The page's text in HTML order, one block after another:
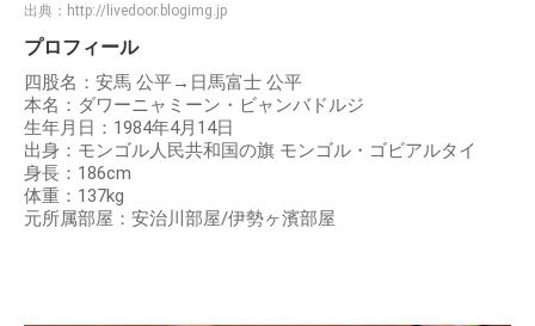
出典： http://livedoor.blogimg.jp
プロフィール
四股名：安馬 公平→日馬富士 公平
本名：ダワーニャミーン・ビャンバドルジ
生年月日：1984年4月14日
出身：モンゴル人民共和国の旗 モンゴル・ゴビアルタイ
身長：186cm
体重：137kg
元所属部屋：安治川部屋/伊勢ヶ濱部屋